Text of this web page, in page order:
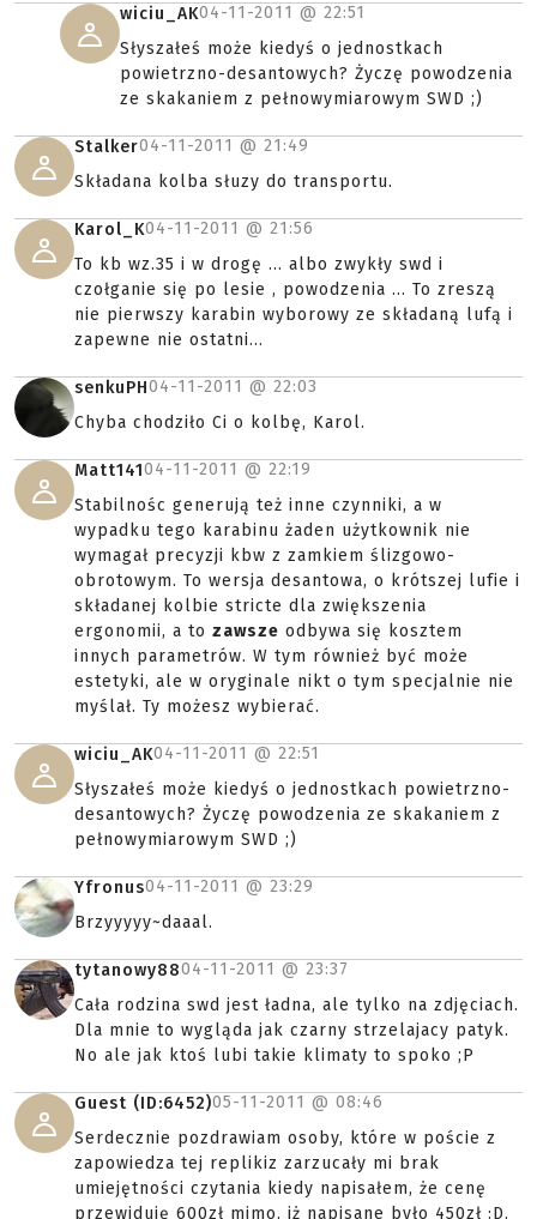
wiciu_AK04-11-2011 @ 22:51
Słyszałeś może kiedyś o jednostkach
powietrzno-desantowych? Życzę powodzenia
ze skakaniem z pełnowymiarowym SWD ;)
Stalker04-11-2011 @ 21:49
Składana kolba słuzy do transportu.
Karol_K04-11-2011 @ 21:56
To kb wz.35 i w drogę ... albo zwykły swd i
czołganie się po lesie , powodzenia ... To zreszą
nie pierwszy karabin wyborowy ze składaną lufą i
zapewne nie ostatni...
senkuPH04-11-2011 @ 22:03
Chyba chodziło Ci o kolbę, Karol.
Matt14104-11-2011 @ 22:19
Stabilnośc generują też inne czynniki, a w
wypadku tego karabinu żaden użytkownik nie
wymagał precyzji kbw z zamkiem ślizgowo-
obrotowym. To wersja desantowa, o krótszej lufie i
składanej kolbie stricte dla zwiększenia
ergonomii, a to zawsze odbywa się kosztem
innych parametrów. W tym również być może
estetyki, ale w oryginale nikt o tym specjalnie nie
myślał. Ty możesz wybierać.
wiciu_AK04-11-2011 @ 22:51
Słyszałeś może kiedyś o jednostkach powietrzno-
desantowych? Życzę powodzenia ze skakaniem z
pełnowymiarowym SWD ;)
Yfronus04-11-2011 @ 23:29
Brzyyyyy~daaal.
tytanowy8804-11-2011 @ 23:37
Cała rodzina swd jest ładna, ale tylko na zdjęciach.
Dla mnie to wygląda jak czarny strzelajacy patyk.
No ale jak ktoś lubi takie klimaty to spoko ;P
Guest (ID:6452)05-11-2011 @ 08:46
Serdecznie pozdrawiam osoby, które w poście z
zapowiedza tej replikiz zarzucały mi brak
umiejętności czytania kiedy napisałem, że cenę
przewiduję 600zł mimo, iż napisane było 450zł :D.